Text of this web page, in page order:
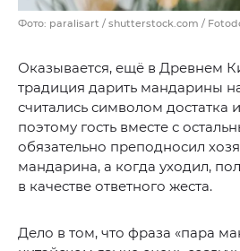
Фото: paralisart / shutterstock.com /
Оказывается, ещё в Древнем
традиция дарить мандарины
считались символом достатка
поэтому гость вместе с
обязательно преподносил
мандарина, а когда уходил,
в качестве ответного жеста.
Дело в том, что фраза «пара